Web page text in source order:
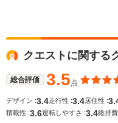
クエストに関する
総合評価 3.5点
デザイン :3.4走行性 :3.4 居住性 :
積載性 :3.6運転しやすさ :3.4維持